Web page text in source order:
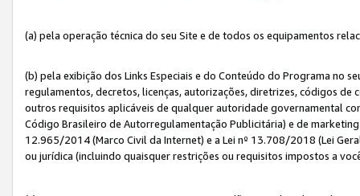
(a) pela operação técnica do seu Site e de todos os equipamentos
(b) pela exibição dos Links Especiais e do Conteúdo do Programa no
regulamentos, decretos, licenças, autorizações, diretrizes, códigos
outros requisitos aplicáveis de qualquer autoridade governamental
Código Brasileiro de Autorregulamentação Publicitária) e de
12.965/2014 (Marco Civil da Internet) e a Lei nº 13.708/2018 (Lei
ou jurídica (incluindo quaisquer restrições ou requisitos impostos a